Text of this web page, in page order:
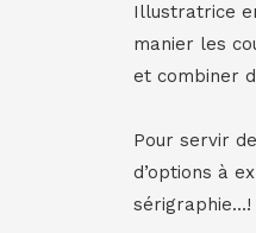
Illustratrice
manier les
et combiner
Pour servir
d’options à
sérigraphie…!